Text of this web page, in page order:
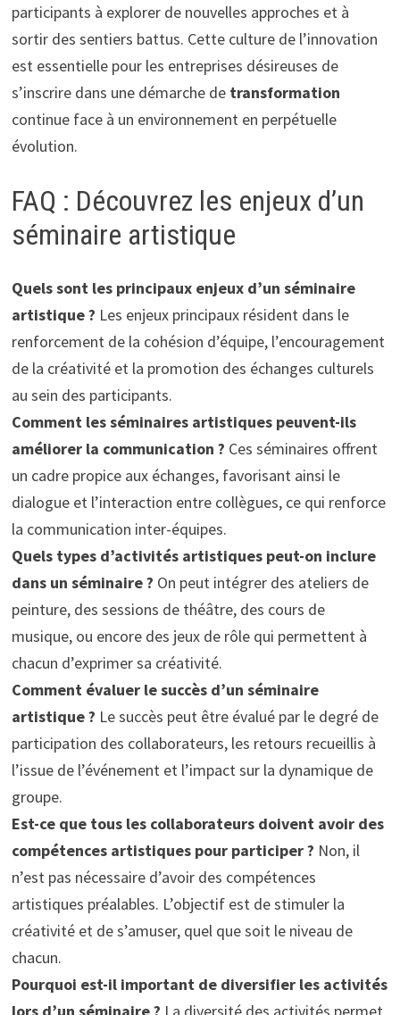
participants à explorer de nouvelles approches et à
sortir des sentiers battus. Cette culture de l’innovation
est essentielle pour les entreprises désireuses de
s’inscrire dans une démarche de transformation
continue face à un environnement en perpétuelle
évolution.
FAQ : Découvrez les enjeux d’un
séminaire artistique
Quels sont les principaux enjeux d’un séminaire
artistique ? Les enjeux principaux résident dans le
renforcement de la cohésion d’équipe, l’encouragement
de la créativité et la promotion des échanges culturels
au sein des participants.
Comment les séminaires artistiques peuvent-ils
améliorer la communication ? Ces séminaires offrent
un cadre propice aux échanges, favorisant ainsi le
dialogue et l’interaction entre collègues, ce qui renforce
la communication inter-équipes.
Quels types d’activités artistiques peut-on inclure
dans un séminaire ? On peut intégrer des ateliers de
peinture, des sessions de théâtre, des cours de
musique, ou encore des jeux de rôle qui permettent à
chacun d’exprimer sa créativité.
Comment évaluer le succès d’un séminaire
artistique ? Le succès peut être évalué par le degré de
participation des collaborateurs, les retours recueillis à
l’issue de l’événement et l’impact sur la dynamique de
groupe.
Est-ce que tous les collaborateurs doivent avoir des
compétences artistiques pour participer ? Non, il
n’est pas nécessaire d’avoir des compétences
artistiques préalables. L’objectif est de stimuler la
créativité et de s’amuser, quel que soit le niveau de
chacun.
Pourquoi est-il important de diversifier les activités